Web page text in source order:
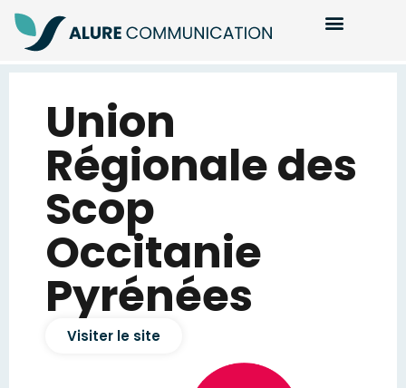
Union
Régionale des
Scop
Occitanie
Pyrénées
Visiter le site